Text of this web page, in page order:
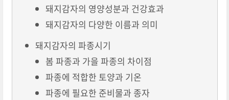
돼지감자의 영양성분과 건강효과
돼지감자의 다양한 이름과 의미
돼지감자의 파종시기
봄 파종과 가을 파종의 차이점
파종에 적합한 토양과 기온
파종에 필요한 준비물과 종자